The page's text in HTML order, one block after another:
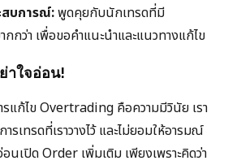
สบการณ์:พูดคุยกับนักเทรดที่มี
กว่า เพื่อขอคำแนะนำและแนวทางแก้ไข
าใจอ่อน!
แก้ไข Overtrading คือความมีวินัย เรา
เทรดที่เราวางไว้ และไม่ยอมให้อารมณ์
นเปิด Order เพิ่มเติม เพียงเพราะคิดว่า